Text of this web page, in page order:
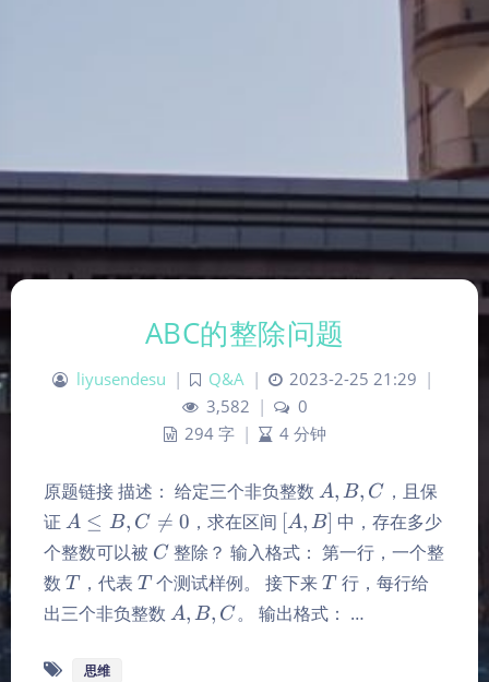
ABC的整除问题
liyusendesu Q&A 2023-2-25 21:29
3,582
0
294 字
4 分钟
原题链接 描述： 给定三个非负整数 A,B,C
A, B, C ，且保
证 A\le
B,C\ne
0
A ≤ B, C 
= 0 ，求在区间 [A,
B]
[A, B] 中，存在多少
个整数可以被 C
C 整除？ 输入格式： 第一行，一个整
数 T
T ，代表 T
T 个测试样例。 接下来T
T 行，每行给
出三个非负整数 A,B,C
A, B, C。 输出格式： …
思维